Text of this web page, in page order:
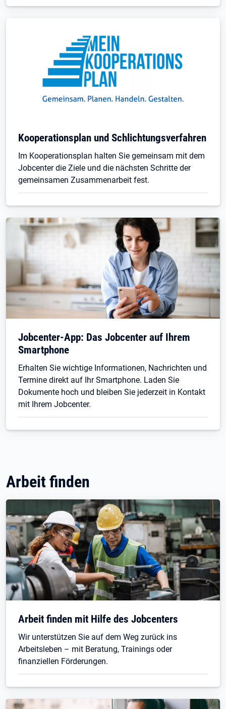
Kooperationsplan und Schlichtungsverfahren
Im Kooperationsplan halten Sie gemeinsam mit dem
Jobcenter die Ziele und die nächsten Schritte der
gemeinsamen Zusammenarbeit fest.
Jobcenter-App: Das Jobcenter auf Ihrem
Smartphone
Erhalten Sie wichtige Informationen, Nachrichten und
Termine direkt auf Ihr Smartphone. Laden Sie
Dokumente hoch und bleiben Sie jederzeit in Kontakt
mit Ihrem Jobcenter.
Arbeit finden
Arbeit finden mit Hilfe des Jobcenters
Wir unterstützen Sie auf dem Weg zurück ins
Arbeitsleben – mit Beratung, Trainings oder
finanziellen Förderungen.